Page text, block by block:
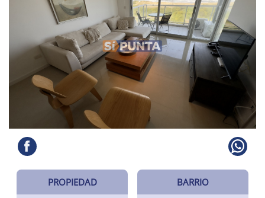
PROPIEDAD BARRIO